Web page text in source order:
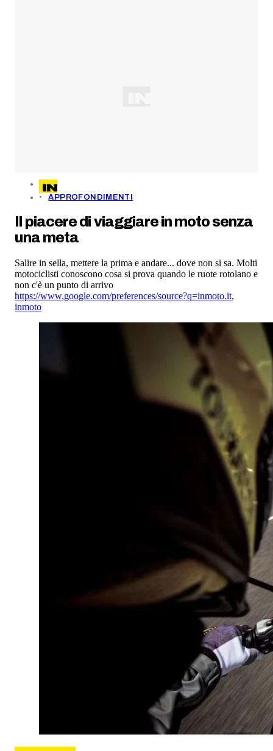
APPROFONDIMENTI
Il piacere di viaggiare in moto senza
una meta
Salire in sella, mettere la prima e andare... dove non si sa. Molti
motociclisti conoscono cosa si prova quando le ruote rotolano e
non c'è un punto di arrivo
https://www.google.com/preferences/source?q=inmoto.it,
inmoto